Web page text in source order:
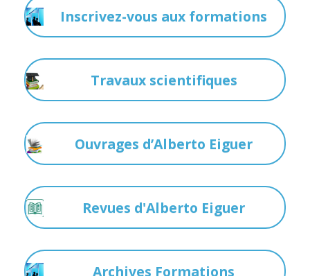
Inscrivez-vous aux formations
Travaux scientifiques
Ouvrages d’Alberto Eiguer
Revues d'Alberto Eiguer
Archives Formations